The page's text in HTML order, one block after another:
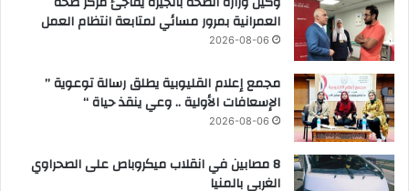
العمرانية بمرور مسائي لمتابعة انتظام العمل
2026-08-06
مجمع إعلام القليوبية يطلق رسالة توعوية ”
الإسعافات الأولية .. وعي ينقذ حياة “
2026-08-06
8 مصابين في انقلاب ميكروباص على الصحراوي
الغربي بالمنيا